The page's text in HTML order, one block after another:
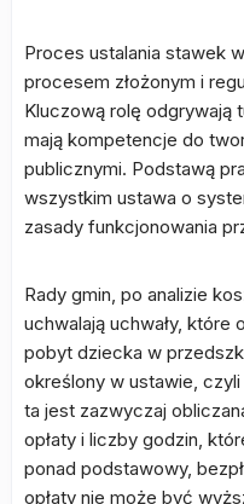
Proces ustalania stawek
procesem złożonym i
Kluczową rolę odgrywają
mają kompetencje do
publicznymi. Podstawą
wszystkim ustawa o
zasady funkcjonowania
Rady gmin, po analizie
uchwalają uchwały, które
pobyt dziecka w
określony w ustawie,
ta jest zazwyczaj
opłaty i liczby godzin,
ponad podstawowy,
opłaty nie może być